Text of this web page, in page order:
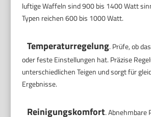
luftige Waffeln sind 900 bis 1400 Watt
Typen reichen 600 bis 1000 Watt.
Temperaturregelung. Prüfe, ob
oder feste Einstellungen hat. Präzise
unterschiedlichen Teigen und sorgt für
Ergebnisse.
Reinigungskomfort. Abnehmbare